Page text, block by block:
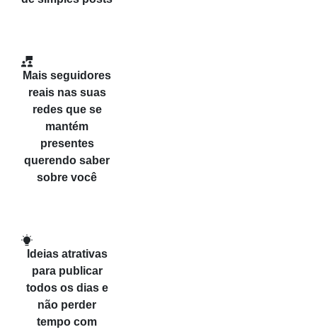
Mais seguidores
reais nas suas
redes que se
mantém
presentes
querendo saber
sobre você
Ideias atrativas
para publicar
todos os dias e
não perder
tempo com